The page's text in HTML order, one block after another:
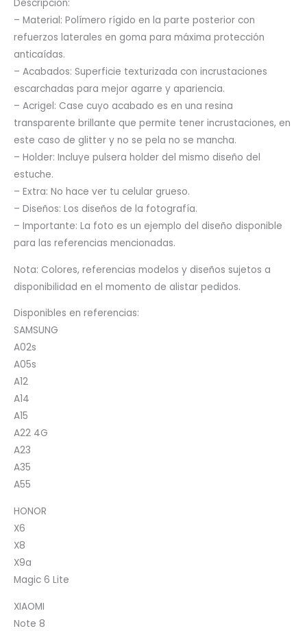
Descripción:
– Material: Polímero rígido en la parte posterior con
refuerzos laterales en goma para máxima protección
anticaídas.
– Acabados: Superficie texturizada con incrustaciones
escarchadas para mejor agarre y apariencia.
– Acrigel: Case cuyo acabado es en una resina
transparente brillante que permite tener incrustaciones, en
este caso de glitter y no se pela no se mancha.
– Holder: Incluye pulsera holder del mismo diseño del
estuche.
– Extra: No hace ver tu celular grueso.
– Diseños: Los diseños de la fotografía.
– Importante: La foto es un ejemplo del diseño disponible
para las referencias mencionadas.
Nota: Colores, referencias modelos y diseños sujetos a
disponibilidad en el momento de alistar pedidos.
Disponibles en referencias:
SAMSUNG
A02s
A05s
A12
A14
A15
A22 4G
A23
A35
A55
HONOR
X6
X8
X9a
Magic 6 Lite
XIAOMI
Note 8